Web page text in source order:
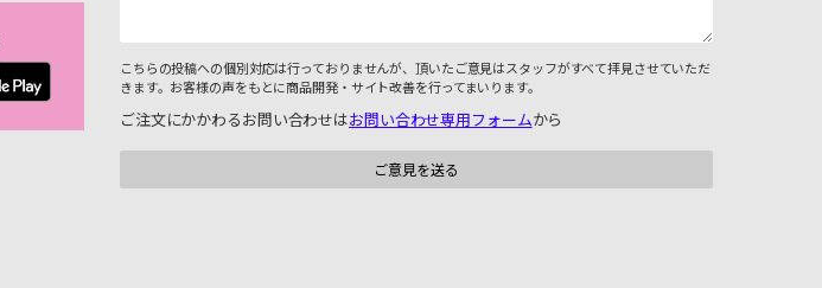
こちらの投稿への個別対応は行っておりませんが、頂いたご意見はスタッフがすべて拝見させていただ
きます。お客様の声をもとに商品開発・サイト改善を行ってまいります。
ご注文にかかわるお問い合わせはお問い合わせ専用フォームから